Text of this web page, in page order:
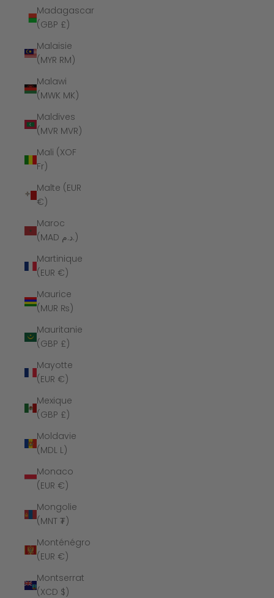
Madagascar
(GBP £)
Malaisie
(MYR RM)
Malawi
(MWK MK)
Maldives
(MVR MVR)
Mali (XOF
Fr)
Malte (EUR
€)
Maroc
(MAD د.م.)
Martinique
(EUR €)
Maurice
(MUR ₨)
Mauritanie
(GBP £)
Mayotte
(EUR €)
Mexique
(GBP £)
Moldavie
(MDL L)
Monaco
(EUR €)
Mongolie
(MNT ₮)
Monténégro
(EUR €)
Montserrat
(XCD $)